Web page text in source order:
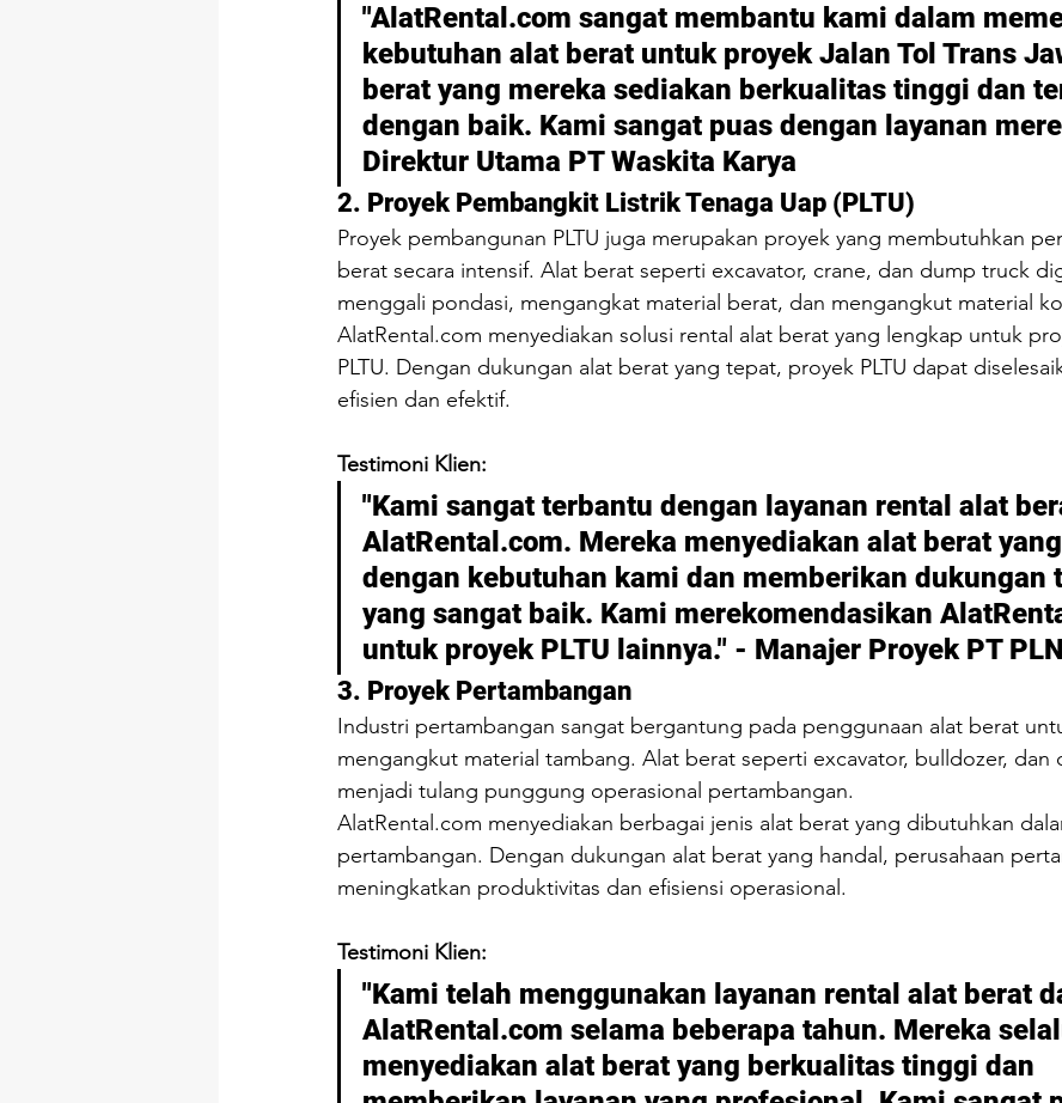
"AlatRental.com sangat membantu kami dalam
kebutuhan alat berat untuk proyek Jalan Tol Trans
berat yang mereka sediakan berkualitas tinggi dan
dengan baik. Kami sangat puas dengan layanan
Direktur Utama PT Waskita Karya
2. Proyek Pembangkit Listrik Tenaga Uap (PLTU)
Proyek pembangunan PLTU juga merupakan proyek yang membutuhkan
berat secara intensif. Alat berat seperti excavator, crane, dan dump truck
menggali pondasi, mengangkat material berat, dan mengangkut material
AlatRental.com menyediakan solusi rental alat berat yang lengkap untuk
PLTU. Dengan dukungan alat berat yang tepat, proyek PLTU dapat
efisien dan efektif.
Testimoni Klien:
"Kami sangat terbantu dengan layanan rental alat
AlatRental.com. Mereka menyediakan alat berat
dengan kebutuhan kami dan memberikan dukungan
yang sangat baik. Kami merekomendasikan
untuk proyek PLTU lainnya." - Manajer Proyek PT PLN
3. Proyek Pertambangan
Industri pertambangan sangat bergantung pada penggunaan alat berat
mengangkut material tambang. Alat berat seperti excavator, bulldozer,
menjadi tulang punggung operasional pertambangan.
AlatRental.com menyediakan berbagai jenis alat berat yang dibutuhkan
pertambangan. Dengan dukungan alat berat yang handal, perusahaan
meningkatkan produktivitas dan efisiensi operasional.
Testimoni Klien:
"Kami telah menggunakan layanan rental alat berat
AlatRental.com selama beberapa tahun. Mereka
menyediakan alat berat yang berkualitas tinggi dan